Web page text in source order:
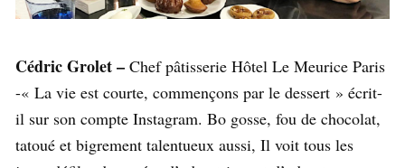
Cédric Grolet – Chef pâtisserie Hôtel Le Meurice Paris
-« La vie est courte, commençons par le dessert » écrit-
il sur son compte Instagram. Bo gosse, fou de chocolat,
tatoué et bigrement talentueux aussi, Il voit tous les